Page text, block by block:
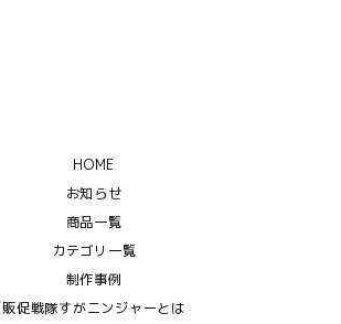
HOME
お知らせ
商品一覧
カテゴリ一覧
制作事例
販促戦隊すがニンジャーとは